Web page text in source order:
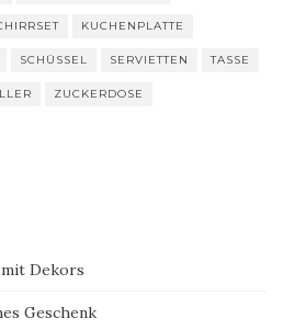
KUCHENPLATTE
SCHÜSSEL SERVIETTEN TASSE
ZUCKERDOSE
Dekors
Geschenk